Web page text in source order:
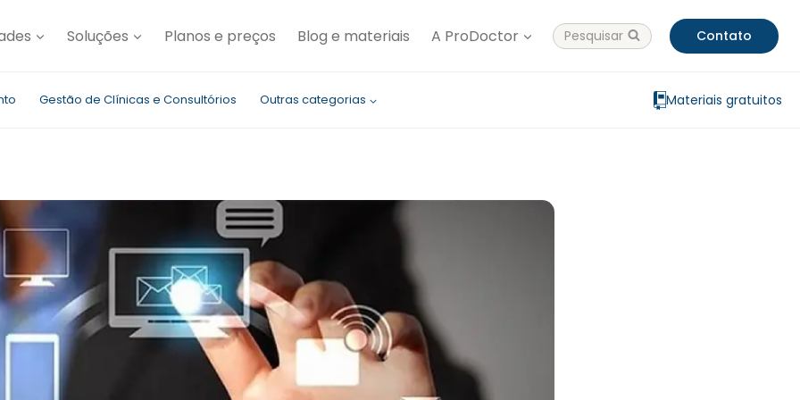
Soluções Planos e preços Blog e materiais A ProDoctor Pesquisar Contato
Gestão de Clínicas e Consultórios Outras categorias Materiais gratuitos